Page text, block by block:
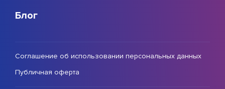
Блог
Соглашение об использовании персональных данных
Публичная оферта